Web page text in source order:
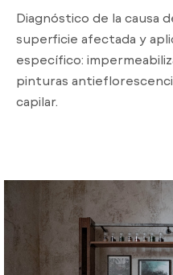
Diagnóstico de la causa
superficie afectada y
específico:
pinturas
capilar.